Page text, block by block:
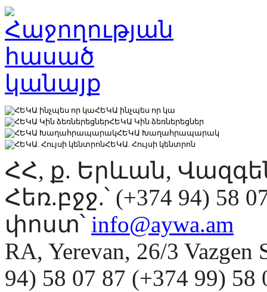
ՀԵԿԱ ինչպես որ կա
ՀԵԿԱ Կին ձեռներեցներ
ՀԵԿԱ Խաղահրապարակ
ՀԵԿԱ. Հույսի կենտրոն
ՀՀ, ք. Երևան,
Հեռ.բջջ.՝ (+374 94) 58
փոստ՝ info@aywa.am
RA, Yerevan, 26/3
94) 58 07 87 (+374 99)